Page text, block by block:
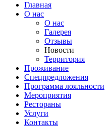
Главная
О нас
О нас
Галерея
Отзывы
Новости
Территория
Проживание
Спецпредложения
Программа лояльности
Мероприятия
Рестораны
Услуги
Контакты